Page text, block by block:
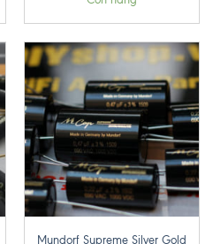
Mundorf Supreme Silver Gold